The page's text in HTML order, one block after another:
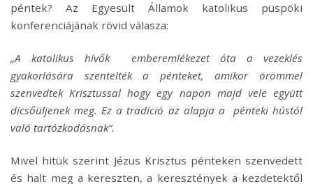
péntek? Az Egyesült Államok katolikus püspöki
konferenciájának rövid válasza:
„A katolikus hívők emberemlékezet óta a vezeklés
gyakorlására szentelték a pénteket, amikor örömmel
szenvedtek Krisztussal hogy egy napon majd vele együtt
dicsőüljenek meg. Ez a tradíció az alapja a pénteki hústól
való tartózkodásnak”.
Mivel hitük szerint Jézus Krisztus pénteken szenvedett
és halt meg a kereszten, a keresztények a kezdetektől